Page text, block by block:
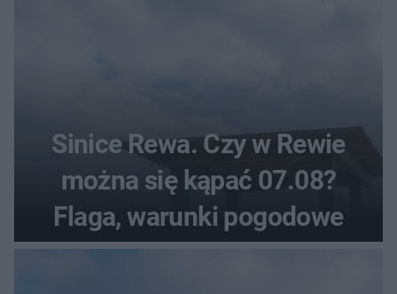
Sinice Rewa. Czy w Rewie
można się kąpać 07.08?
Flaga, warunki pogodowe